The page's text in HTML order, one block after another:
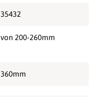
35432
von 200-260mm
360mm